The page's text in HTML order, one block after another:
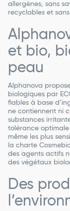
allergènes, sans
recyclables et
et bio,
peau
Alphanova
biologiques par
fiables à base
ne contiennent ni
substances
tolérance
même les plus
la charte
des agents actifs
des végétaux
Des